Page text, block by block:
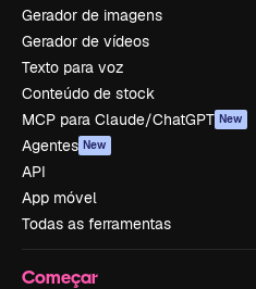
Gerador de imagens
Gerador de vídeos
Texto para voz
Conteúdo de stock
MCP para Claude/ChatGPT New
Agentes New
API
App móvel
Todas as ferramentas
Começar